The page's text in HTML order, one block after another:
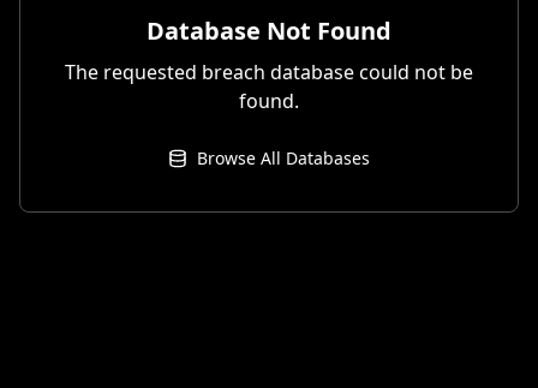
Database Not Found
The requested breach database could not be
found.
Browse All Databases